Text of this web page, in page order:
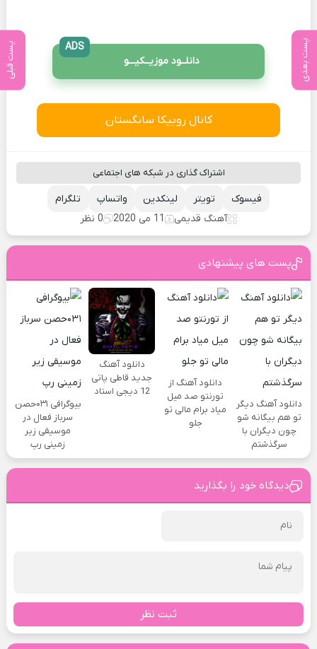
پست بعدی پست قبلی دانلــود موزیــکیـــو
ADS
کانال روبیکا سانگستان
اشتراک گذاری در شبکه های اجتماعی
تلگرام واتساپ لینکدین تویتر
فیسوک
آهنگ قدیمی
11 می 2020 0 نظر
پست های پیشنهادی
دانلود آهنگ دیگر
تو هم بیگانه شو
چون دیگران با
سرگذشتم
دانلود آهنگ از
تورنتو صد میل
میاد برام مالی تو
جلو
دانلود آهنگ
جدید قاطی پاتی
12 دیجی استاد
بیوگرافی ۰۳۱حصن
سرباز فعال در
موسیقی زیر
زمینی رپ
دیدگاه خود را بگذارید
ثبت نظر